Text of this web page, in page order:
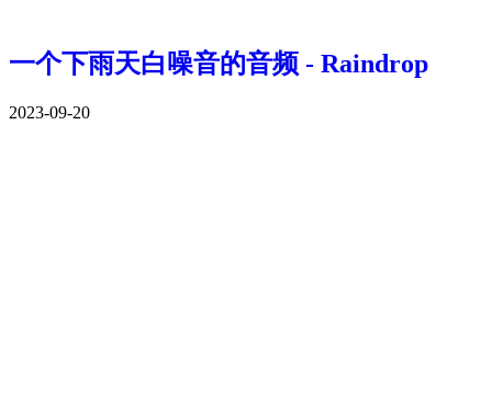
一个下雨天白噪音的音频 - Raindrop
2023-09-20